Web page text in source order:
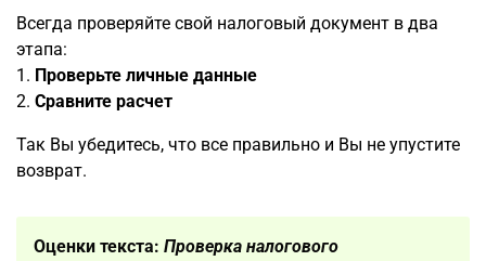
Всегда проверяйте свой налоговый документ в два
этапа:
1. Проверьте личные данные
2. Сравните расчет
Так Вы убедитесь, что все правильно и Вы не упустите
возврат.
Оценки текста: Проверка налогового